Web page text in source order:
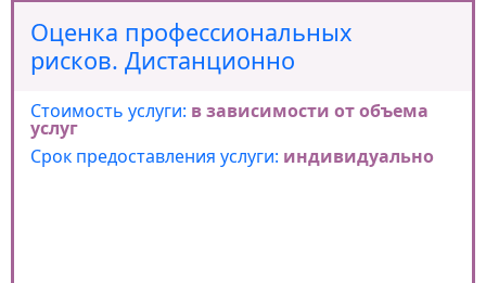
Оценка профессиональных
рисков. Дистанционно
Стоимость услуги: в зависимости от объема
услуг
Срок предоставления услуги: индивидуально